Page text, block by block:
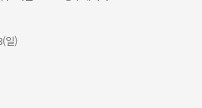
일)